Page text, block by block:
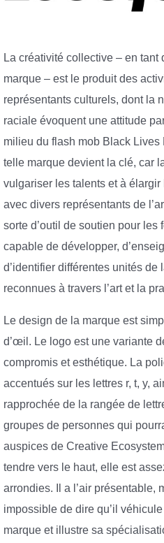
La créativité collective – en
marque – est le produit des
représentants culturels, dont la
raciale évoquent une attitude
milieu du flash mob Black Lives
telle marque devient la clé, car
vulgariser les talents et à élargir
avec divers représentants de
sorte d’outil de soutien pour
capable de développer,
d’identifier différentes unités
reconnues à travers l’art et la
Le design de la marque est
d’œil. Le logo est une variante
compromis et esthétique. La
accentués sur les lettres r, t, y,
rapprochée de la rangée de
groupes de personnes qui
auspices de Creative
tendre vers le haut, elle est
arrondies. Il a l’air présentable,
impossible de dire qu’il
marque et illustre sa